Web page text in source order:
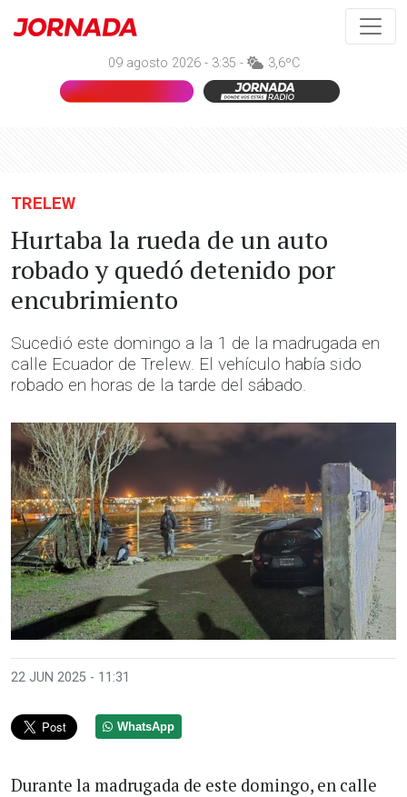
09 agosto 2026 - 3:35 - 3,6ºC
TRELEW
Hurtaba la rueda de un auto
robado y quedó detenido por
encubrimiento
Sucedió este domingo a la 1 de la madrugada en
calle Ecuador de Trelew. El vehículo había sido
robado en horas de la tarde del sábado.
22 JUN 2025 - 11:31
WhatsApp
Durante la madrugada de este domingo, en calle